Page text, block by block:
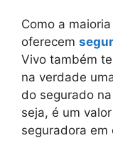
Como a
oferecem
Vivo também
na verdade
do segurado
seja, é um
seguradora em